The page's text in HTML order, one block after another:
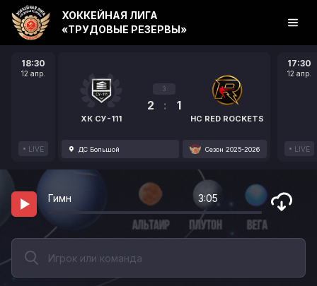
18:30
12 апр.
LIVE
ХК СУ-111
3
2 : 1
HC RED ROCKETS
ДС Большой Сезон 2025-2026
17:30
12 апр.
LIVE
ХОККЕЙНАЯ ЛИГА
«ТРУДОВЫЕ РЕЗЕРВЫ»
Гимн 3:05